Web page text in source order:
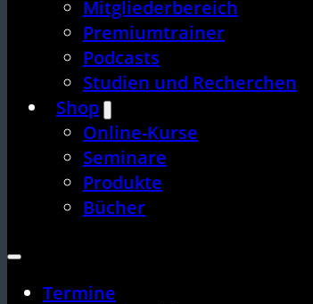
Mitgliederbereich
Premiumtrainer
Podcasts
Studien und Recherchen
Shop
Online-Kurse
Seminare
Produkte
Bücher
Termine